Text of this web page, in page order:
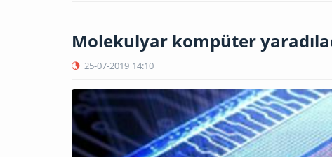
Molekulyar kompüter
25-07-2019 14:10